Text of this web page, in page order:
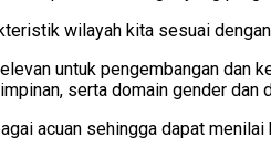
wilayah kita sesuai
untuk pengembangan
serta domain gender dan
acuan sehingga dapat